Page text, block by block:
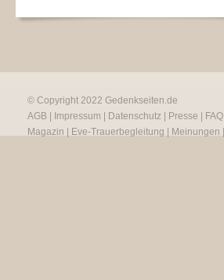
© Copyright 2022 Gedenkseiten.de
AGB
Impressum Datenschutz Presse
FAQ
Magazin
Eve-Trauerbegleitung Meinungen